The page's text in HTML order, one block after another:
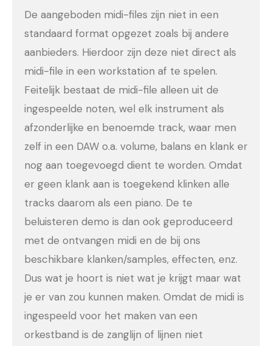
De aangeboden midi-files zijn niet in een
standaard format opgezet zoals bij andere
aanbieders. Hierdoor zijn deze niet direct als
midi-file in een workstation af te spelen.
Feitelijk bestaat de midi-file alleen uit de
ingespeelde noten, wel elk instrument als
afzonderlijke en benoemde track, waar men
zelf in een DAW o.a. volume, balans en klank er
nog aan toegevoegd dient te worden. Omdat
er geen klank aan is toegekend klinken alle
tracks daarom als een piano. De te
beluisteren demo is dan ook geproduceerd
met de ontvangen midi en de bij ons
beschikbare klanken/samples, effecten, enz.
Dus wat je hoort is niet wat je krijgt maar wat
je er van zou kunnen maken. Omdat de midi is
ingespeeld voor het maken van een
orkestband is de zanglijn of lijnen niet